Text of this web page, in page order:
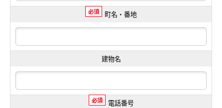
必須 町名・番地
建物名
必須 電話番号